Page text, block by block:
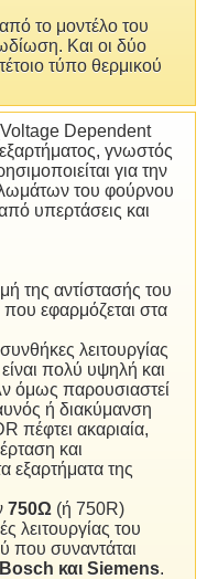
το μοντέλο του
Και οι δύο
τύπο θερμικού
Dependent
γνωστός
για την
του φούρνου
υπερτάσεις και
της αντίστασής του
εφαρμόζεται στα
λειτουργίας
πολύ υψηλή και
όμως παρουσιαστεί
ή διακύμανση
πέφτει ακαριαία,
και
εξαρτήματα της
750Ω (ή 750R)
λειτουργίας του
που συναντάται
και Siemens.